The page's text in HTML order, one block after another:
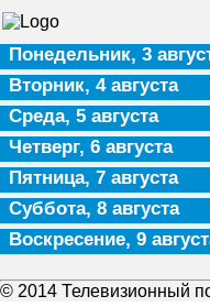
Понедельник, 3
Вторник, 4 августа
Среда, 5 августа
Четверг, 6 августа
Пятница, 7 августа
Суббота, 8 августа
Воскресение, 9
© 2014 Телевизионный